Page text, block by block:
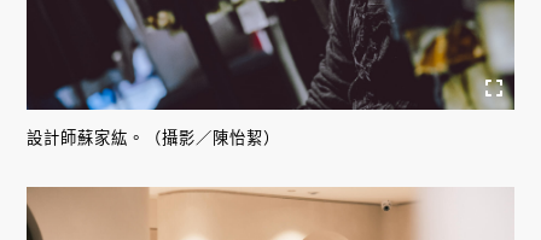
設計師蘇家紘。（攝影／陳怡絜）